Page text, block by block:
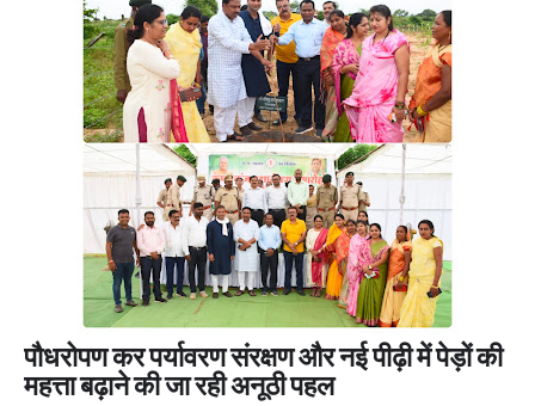
पौधरोपण कर पर्यावरण संरक्षण और नई पीढ़ी में पेड़ों की
महत्ता बढ़ाने की जा रही अनूठी पहल